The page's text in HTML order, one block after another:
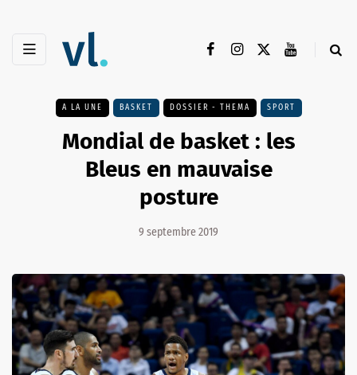
A LA UNE BASKET DOSSIER - THEMA SPORT
Mondial de basket : les
Bleus en mauvaise
posture
9 septembre 2019